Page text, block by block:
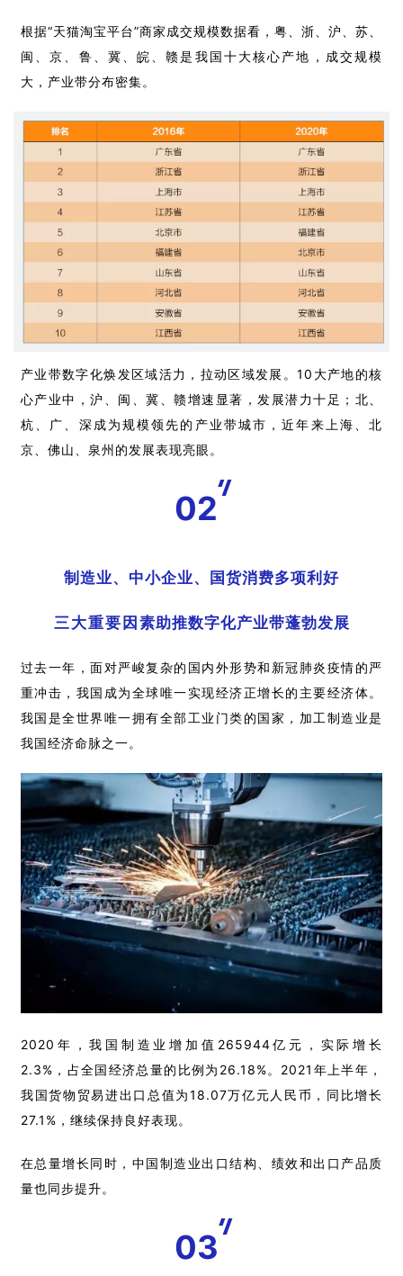
根据“天猫淘宝平台”商家成交规模数据看，粤、浙、沪、苏、
闽、京、鲁、冀、皖、赣是我国十大核心产地，成交规模
大，产业带分布密集。
产业带数字化焕发区域活力，拉动区域发展。10大产地的核
心产业中，沪、闽、冀、赣增速显著，发展潜力十足；北、
杭、广、深成为规模领先的产业带城市，近年来上海、北
京、佛山、泉州的发展表现亮眼。
02
制造业、中小企业、国货消费多项利好
三大重要因素助推数字化产业带蓬勃发展
过去一年，面对严峻复杂的国内外形势和新冠肺炎疫情的严
重冲击，我国成为全球唯一实现经济正增长的主要经济体。
我国是全世界唯一拥有全部工业门类的国家，加工制造业是
我国经济命脉之一。
2020年，我国制造业增加值265944亿元，实际增长
2.3%，占全国经济总量的比例为26.18%。2021年上半年，
我国货物贸易进出口总值为18.07万亿元人民币，同比增长
27.1%，继续保持良好表现。
在总量增长同时，中国制造业出口结构、绩效和出口产品质
量也同步提升。
03